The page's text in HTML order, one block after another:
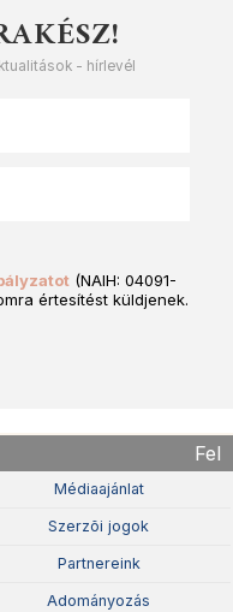
- hírlevél
(NAIH: 04091-
értesítést küldjenek.
Fel
Médiaajánlat
Szerzõi jogok
Partnereink
Adományozás